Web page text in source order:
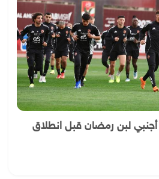
لبن رمضان قبل انطلاق